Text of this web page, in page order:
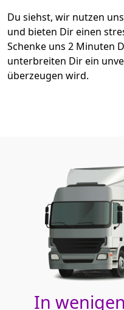
Du siehst, wir nutzen
und bieten Dir einen
Schenke uns 2 Minuten
unterbreiten Dir ein
überzeugen wird.
In